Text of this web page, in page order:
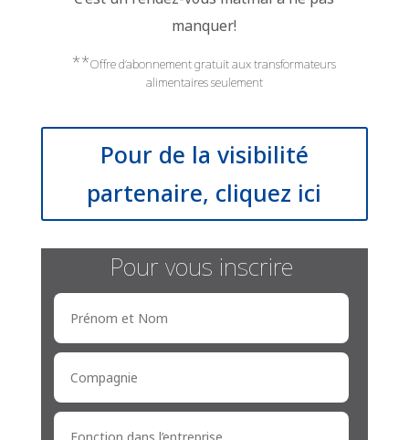
manquer!
**Offre d’abonnement gratuit aux transformateurs
alimentaires seulement
Pour de la visibilité
partenaire, cliquez ici
Pour vous inscrire